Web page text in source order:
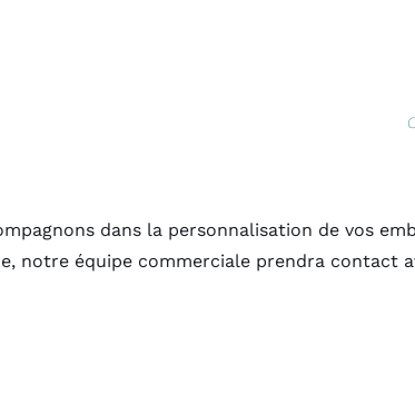
dans la personnalisation de vos
notre équipe commerciale prendra contact